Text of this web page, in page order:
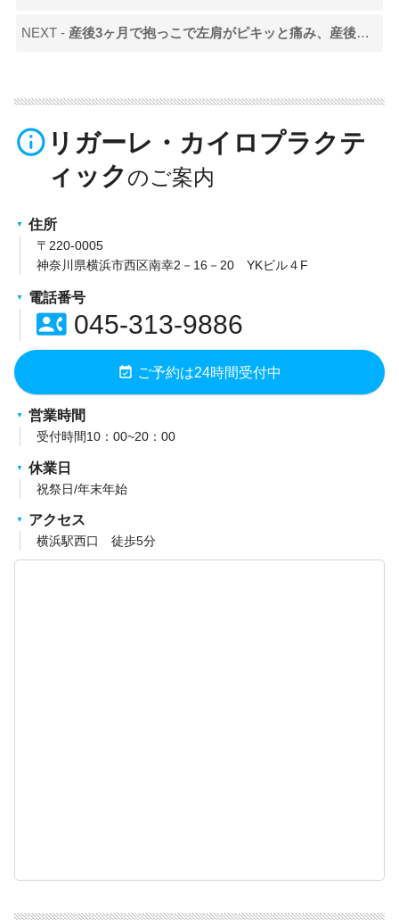
NEXT - 産後3ヶ月で抱っこで左肩がピキッと痛み、産後の骨盤の開きが気になる
info_outline リガーレ・カイロプラクテ
ィック
住所
〒220-0005
神奈川県横浜市西区南幸2－16－20 YKビル４F
電話番号
contact_phone045-313-9886
event_available ご予約は24時間受付中
営業時間
受付時間10：00~20：00
休業日
祝祭日/年末年始
アクセス
横浜駅西口 徒歩5分